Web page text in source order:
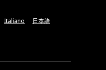
Italiano 日本語